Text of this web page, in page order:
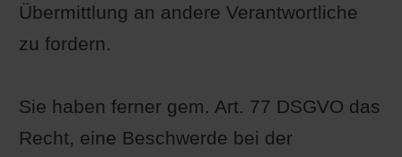
Übermittlung an andere Verantwortliche
zu fordern.
Sie haben ferner gem. Art. 77 DSGVO das
Recht, eine Beschwerde bei der